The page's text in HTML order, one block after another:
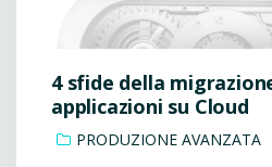
4 sfide della
applicazioni su Cloud
PRODUZIONE AVANZATA